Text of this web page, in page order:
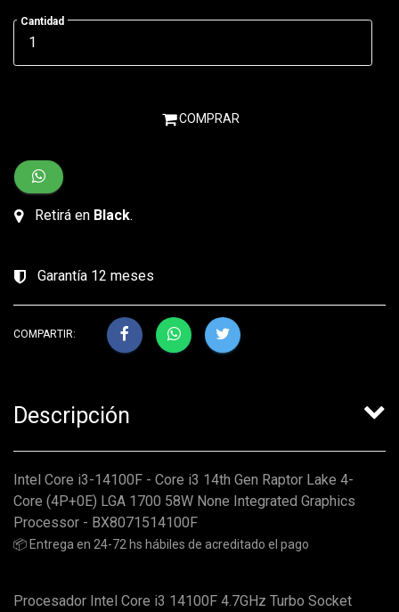
Cantidad
COMPRAR
Retirá en Black.
Garantía 12 meses
COMPARTIR:
Descripción
Intel Core i3-14100F - Core i3 14th Gen Raptor Lake 4-
Core (4P+0E) LGA 1700 58W None Integrated Graphics
Processor - BX8071514100F
📦 Entrega en 24-72 hs hábiles de acreditado el pago
Procesador Intel Core i3 14100F 4.7GHz Turbo Socket